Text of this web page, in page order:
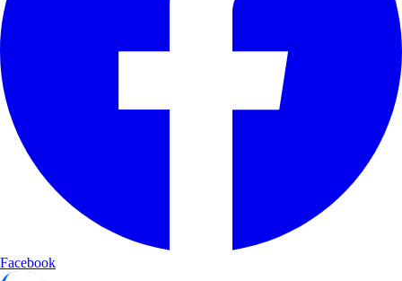
Facebook